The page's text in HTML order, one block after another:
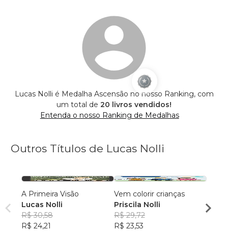
Lucas Nolli é Medalha Ascensão no nosso Ranking, com
um total de 20 livros vendidos!
Entenda o nosso Ranking de Medalhas
Outros Títulos de Lucas Nolli
A Primeira Visão
Lucas Nolli
R$ 30,58
R$ 24,21
Vem colorir crianças
Priscila Nolli
R$ 29,72
R$ 23,53
R$